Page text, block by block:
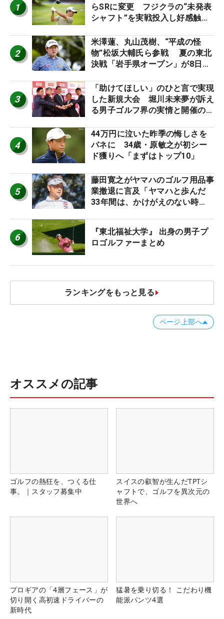
1
らSRに変更 フジクラの“未発表
シャフト”を実戦投入し好感触
ーのヒトネタ！】
2
米澤蓮、丸山茂樹、“平成の怪
物”松坂大輔氏ら参戦 夏の東北
決戦「岩手県オープン」が8日開
3
「助けてほしい」のひと言で実現
した新規大会 堀川未来夢が訴え
る男子ゴルフ界の実情と開催の舞
4
44万円に泣いた昨季の悔しさを
バネに 34歳・原敏之が初シー
ド獲りへ「まずはトップ10」
5
藤田寛之がヤマハのゴルフ用品事
業撤退に言及「ヤマハと歩んだ
33年間は、かけがえのない時
6
『東北福祉大学』 出身の男子プ
ロゴルファーまとめ
ランキングをもっと見る
ページ上部へ
オススメの記事
ゴルフの熱狂を、つくる仕
事。｜スタッフ募集中
スイスの叡智が生んだTPTシ
ャフトで、ゴルフを異次元の
世界へ
プロギアの「4層フェース」が
切り開く高初速ドライバーの
新時代
猛暑を乗り切る！ こだわり機
能派パンツ4選